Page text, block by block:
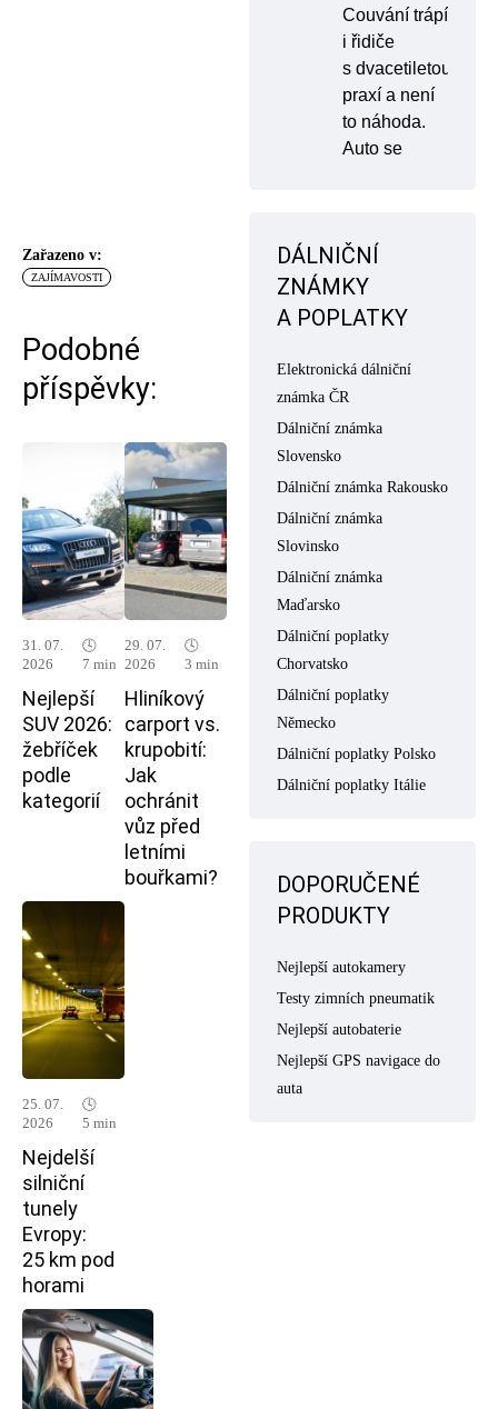
Zařazeno v:
ZAJÍMAVOSTI
Podobné
příspěvky:
31. 07.
2026
🕓
7 min
Nejlepší
SUV 2026:
žebříček
podle
kategorií
29. 07.
2026
🕓
3 min
Hliníkový
carport vs.
krupobití:
Jak
ochránit
vůz před
letními
bouřkami?
25. 07.
2026
🕓
5 min
Nejdelší
silniční
tunely
Evropy:
25 km pod
horami
Couvání trápí
i řidiče
s dvacetiletou
praxí a není
to náhoda.
Auto se
DÁLNIČNÍ
ZNÁMKY
A POPLATKY
Elektronická dálniční
známka ČR
Dálniční známka
Slovensko
Dálniční známka Rakousko
Dálniční známka
Slovinsko
Dálniční známka
Maďarsko
Dálniční poplatky
Chorvatsko
Dálniční poplatky
Německo
Dálniční poplatky Polsko
Dálniční poplatky Itálie
DOPORUČENÉ
PRODUKTY
Nejlepší autokamery
Testy zimních pneumatik
Nejlepší autobaterie
Nejlepší GPS navigace do
auta